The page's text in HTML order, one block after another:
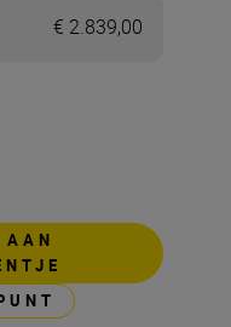
€ 2.839,00
AAN